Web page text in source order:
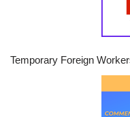
Temporary Foreign